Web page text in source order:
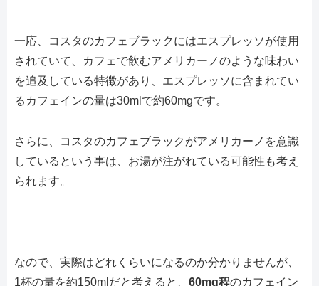
一応、コスタのカフェブラックにはエスプレッソが使用
されていて、カフェで飲むアメリカーノのような味わい
を追及している特徴があり、エスプレッソに含まれてい
るカフェインの量は30mlで約60mgです。
さらに、コスタのカフェブラックがアメリカーノを意識
しているという事は、お湯が注がれている可能性も考え
られます。
なので、実際はどれくらいになるのか分かりませんが、
1杯の量を約150mlだと考えると、 60mg程のカフェイン